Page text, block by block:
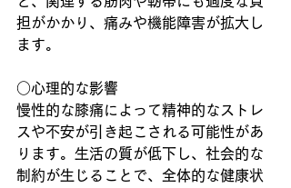
担がかかり、痛みや機能障害が拡大し
ます。
○心理的な影響
慢性的な膝痛によって精神的なストレ
スや不安が引き起こされる可能性があ
ります。生活の質が低下し、社会的な
制約が生じることで、全体的な健康状